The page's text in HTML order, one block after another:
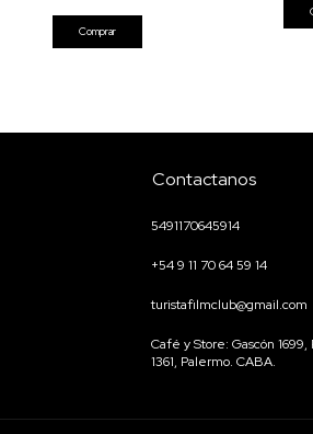
Contactanos
5491170645914
+54 9 11 70 64 59 14
turistafilmclub@gmail.com
Café y Store: Gascón
1361, Palermo. CABA.